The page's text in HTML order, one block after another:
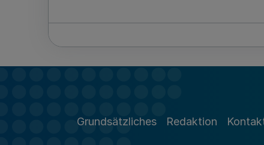
Grundsätzliches Redaktion